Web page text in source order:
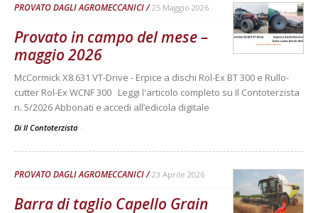
PROVATO DAGLI AGROMECCANICI 25 Maggio 2026
Provato in campo del mese –
maggio 2026
McCormick X8.631 VT-Drive - Erpice a dischi Rol-Ex BT 300 e Rullo-
cutter Rol-Ex WCNF 300 Leggi l'articolo completo su Il Contoterzista
n. 5/2026 Abbonati e accedi all’edicola digitale
Di Il Contoterzista -
PROVATO DAGLI AGROMECCANICI 23 Aprile 2026
Barra di taglio Capello Grain